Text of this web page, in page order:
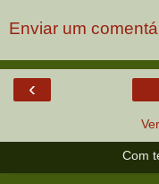
Enviar um
‹
Com